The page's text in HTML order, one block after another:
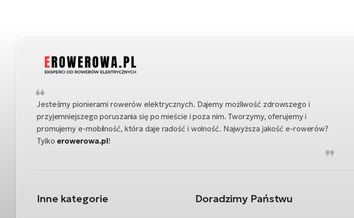
Jesteśmy pionierami rowerów elektrycznych. Dajemy możliwość zdrowszego i
przyjemniejszego poruszania się po mieście i poza nim. Tworzymy, oferujemy i
promujemy e-mobilność, która daje radość i wolność. Najwyższa jakość e-rowerów?
Tylko erowerowa.pl!
Inne kategorie Doradzimy Państwu